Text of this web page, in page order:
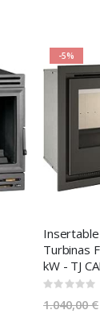
r
i
c
e
-5%
Turbinas
kW - TJ
Rating:
0%
1.040,00 €